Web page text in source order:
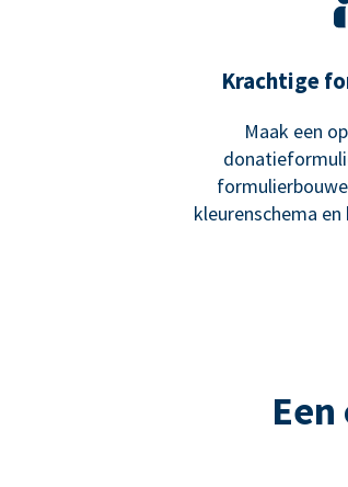
Krachtige
Maak een
kleurenschema